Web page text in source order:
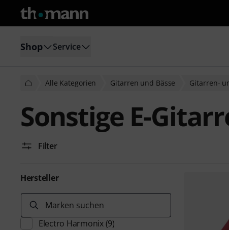
Shop Service
Alle Kategorien Gitarren und Bässe Gitarren-
Sonstige E-
Filter
Hersteller
Marken suchen
Electro Harmonix(9)